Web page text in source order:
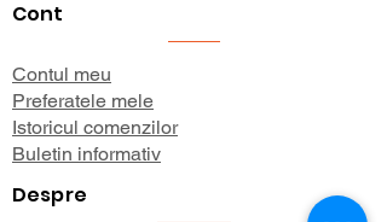
Cont
Contul meu
Preferatele mele
Istoricul comenzilor
Buletin informativ
Despre